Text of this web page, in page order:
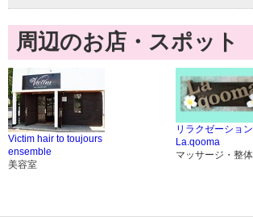
周辺のお店・スポット
Victim hair to toujours
ensemble
美容室
リラクゼーショ
La.qooma
マッサージ・整